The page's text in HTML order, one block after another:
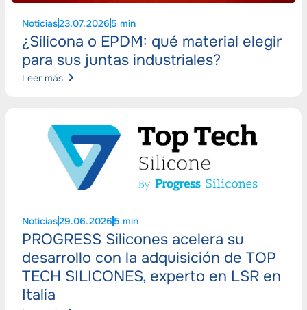
Noticias23.07.2026 5 min
¿Silicona o EPDM: qué material elegir
para sus juntas industriales?
Leer más
Noticias29.06.2026 5 min
PROGRESS Silicones acelera su
desarrollo con la adquisición de TOP
TECH SILICONES, experto en LSR en
Italia